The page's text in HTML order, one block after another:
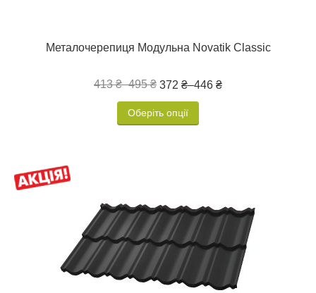
Металочерепиця Модульна Novatik Classic
413 ₴–495 ₴ 372 ₴–446 ₴
Оберіть опції